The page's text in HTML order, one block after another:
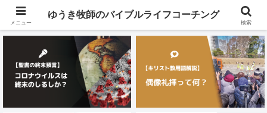
メニュー
メニュー
ゆうき牧師のバイブルライフコーチング
検索